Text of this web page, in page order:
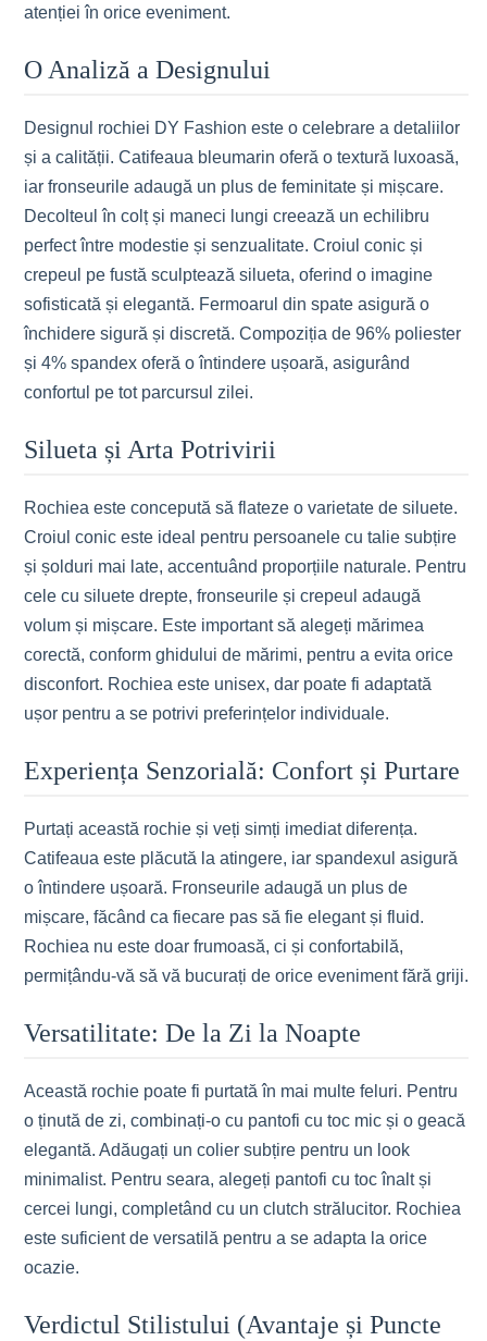
atenției în orice eveniment.
O Analiză a Designului
Designul rochiei DY Fashion este o celebrare a detaliilor
și a calității. Catifeaua bleumarin oferă o textură luxoasă,
iar fronseurile adaugă un plus de feminitate și mișcare.
Decolteul în colț și maneci lungi creează un echilibru
perfect între modestie și senzualitate. Croiul conic și
crepeul pe fustă sculptează silueta, oferind o imagine
sofisticată și elegantă. Fermoarul din spate asigură o
închidere sigură și discretă. Compoziția de 96% poliester
și 4% spandex oferă o întindere ușoară, asigurând
confortul pe tot parcursul zilei.
Silueta și Arta Potrivirii
Rochiea este concepută să flateze o varietate de siluete.
Croiul conic este ideal pentru persoanele cu talie subțire
și șolduri mai late, accentuând proporțiile naturale. Pentru
cele cu siluete drepte, fronseurile și crepeul adaugă
volum și mișcare. Este important să alegeți mărimea
corectă, conform ghidului de mărimi, pentru a evita orice
disconfort. Rochiea este unisex, dar poate fi adaptată
ușor pentru a se potrivi preferințelor individuale.
Experiența Senzorială: Confort și Purtare
Purtați această rochie și veți simți imediat diferența.
Catifeaua este plăcută la atingere, iar spandexul asigură
o întindere ușoară. Fronseurile adaugă un plus de
mișcare, făcând ca fiecare pas să fie elegant și fluid.
Rochiea nu este doar frumoasă, ci și confortabilă,
permițându-vă să vă bucurați de orice eveniment fără griji.
Versatilitate: De la Zi la Noapte
Această rochie poate fi purtată în mai multe feluri. Pentru
o ținută de zi, combinați-o cu pantofi cu toc mic și o geacă
elegantă. Adăugați un colier subțire pentru un look
minimalist. Pentru seara, alegeți pantofi cu toc înalt și
cercei lungi, completând cu un clutch strălucitor. Rochiea
este suficient de versatilă pentru a se adapta la orice
ocazie.
Verdictul Stilistului (Avantaje și Puncte